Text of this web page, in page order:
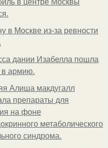
в центре Москвы
в Москве из-за ревности
дании Изабелла пошла
в армию.
Алиша макдугалл
препараты для
на фоне
метаболического
синдрома.